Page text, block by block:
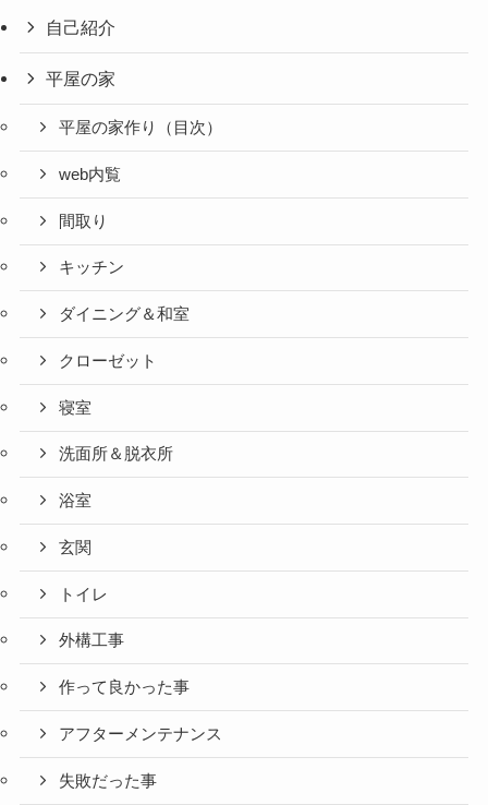
自己紹介
平屋の家
平屋の家作り（目次）
web内覧
間取り
キッチン
ダイニング＆和室
クローゼット
寝室
洗面所＆脱衣所
浴室
玄関
トイレ
外構工事
作って良かった事
アフターメンテナンス
失敗だった事